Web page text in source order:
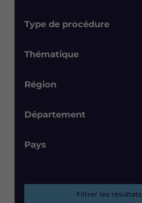
Type de procédure
Thématique
Région
Département
Pays
Filtrer les résultats